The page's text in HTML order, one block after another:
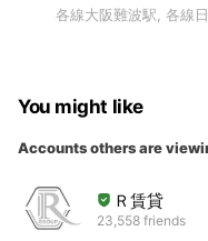
各線大阪難波駅, 各線
You might like
Accounts others are
Ｒ賃貸
23,558 friends